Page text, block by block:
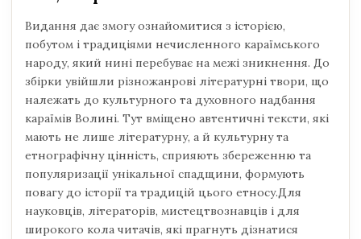
Видання дає змогу ознайомитися з історією,
побутом і традиціями нечисленного караїмського
народу, який нині перебуває на межі зникнення. До
збірки увійшли різножанрові літературні твори, що
належать до культурного та духовного надбання
караїмів Волині. Тут вміщено автентичні тексти, які
мають не лише літературну, а й культурну та
етнографічну цінність, сприяють збереженню та
популяризації унікальної спадщини, формують
повагу до історії та традицій цього етносу.Для
науковців, літераторів, мистецтвознавців і для
широкого кола читачів, які прагнуть дізнатися